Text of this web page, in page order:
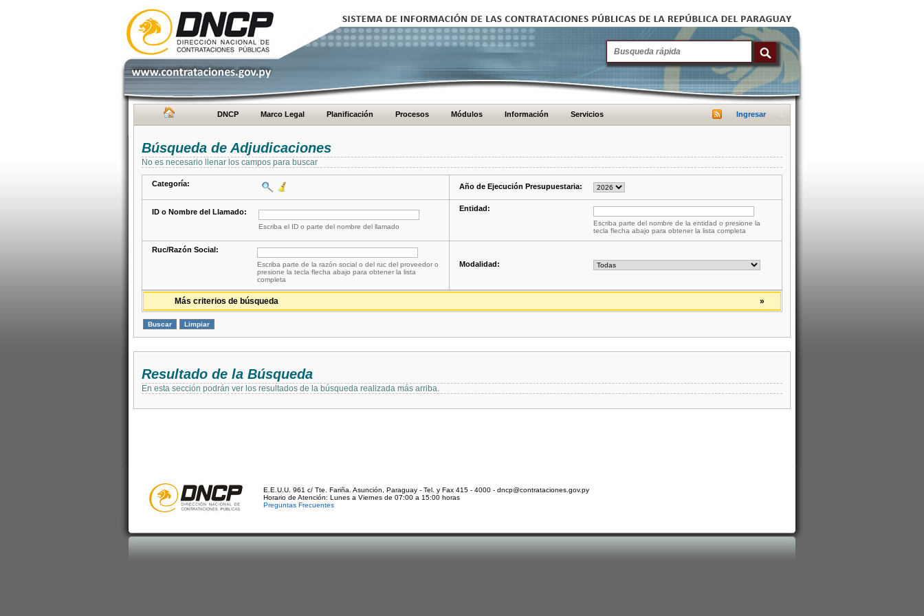
DNCP Marco Legal Planificación Procesos Módulos Información Servicios Ingresar
Búsqueda de Adjudicaciones
No es necesario llenar los campos para buscar
Categoría: Año de Ejecución Presupuestaria:
ID o Nombre del Llamado:
Escriba el ID o parte del nombre del llamado
Entidad:
Escriba parte del nombre de la entidad o presione la
tecla flecha abajo para obtener la lista completa
Ruc/Razón Social:
Escriba parte de la razón social o del ruc del proveedor o
presione la tecla flecha abajo para obtener la lista
completa
Modalidad:
»
Más criterios de búsqueda
Resultado de la Búsqueda
En esta sección podrán ver los resultados de la búsqueda realizada más arriba.
E.E.U.U. 961 c/ Tte. Fariña. Asunción, Paraguay - Tel. y Fax 415 - 4000 - dncp@contrataciones.gov.py
Horario de Atención: Lunes a Viernes de 07:00 a 15:00 horas
Preguntas Frecuentes